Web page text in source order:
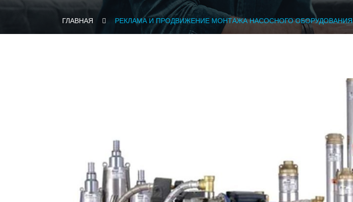
ГЛАВНАЯ РЕКЛАМА И ПРОДВИЖЕНИЕ МОНТАЖА НАСОСНОГО ОБОРУДОВАНИЯ